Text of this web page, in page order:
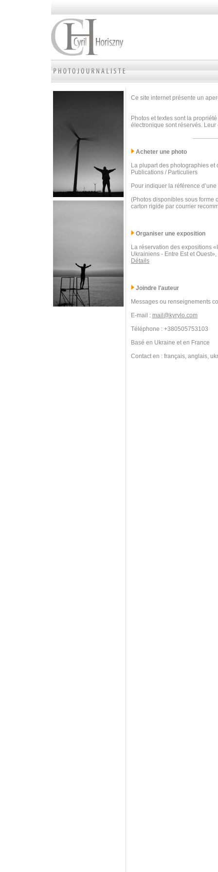
Ce site internet présente un
Photos et textes sont la
électronique sont réservés.
Acheter une photo
La plupart des photographies
Publications / Particuliers
Pour indiquer la référence
(Photos disponibles sous forme
carton rigide par courrier
Organiser une exposition
La réservation des expositions
Ukrainiens - Entre Est et
Détails
Joindre l'auteur
Messages ou renseignements
E-mail : mail@kyrylo.com
Téléphone : +380505753103
Basé en Ukraine et en France
Contact en : français, anglais,